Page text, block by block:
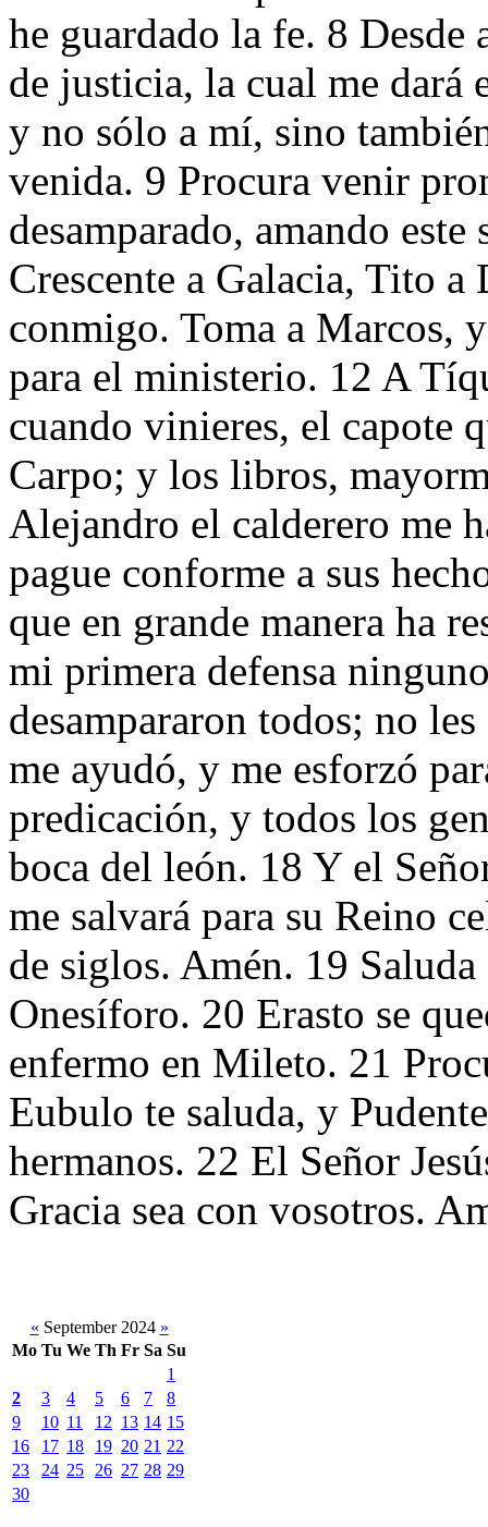
he guardado la fe. 8 Desde
de justicia, la cual me dará
y no sólo a mí, sino
venida. 9 Procura venir
desamparado, amando
Crescente a Galacia, Tito a
conmigo. Toma a Marcos,
para el ministerio. 12 A
cuando vinieres, el capote
Carpo; y los libros,
Alejandro el calderero me
pague conforme a sus
que en grande manera ha
mi primera defensa
desampararon todos; no
me ayudó, y me esforzó
predicación, y todos los
boca del león. 18 Y el
me salvará para su Reino
de siglos. Amén. 19
Onesíforo. 20 Erasto se
enfermo en Mileto. 21
Eubulo te saluda, y
hermanos. 22 El Señor
Gracia sea con vosotros.
« September 2024 »
Mo Tu We Th Fr Sa Su
1
2
3 4 5 6 7
8
9
10 11 12 13 14 15
16
17 18 19 20 21 22
23
24 25 26 27 28 29
30